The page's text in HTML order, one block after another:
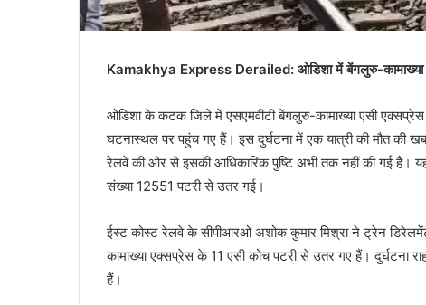
Kamakhya Express Derailed: ओडिशा में बेंगलुरु-कामाख्या
ओडिशा के कटक जिले में एसएमवीटी बेंगलुरु-कामाख्या एसी एक्सप्रेस
घटनास्थल पर पहुंच गए हैं। इस दुर्घटना में एक यात्री की मौत की
रेलवे की ओर से इसकी आधिकारिक पुष्टि अभी तक नहीं की गई है।
संख्या 12551 पटरी से उतर गई।
ईस्ट कोस्ट रेलवे के सीपीआरओ अशोक कुमार मिश्रा ने ट्रेन
कामाख्या एक्सप्रेस के 11 एसी कोच पटरी से उतर गए हैं।
हैं।